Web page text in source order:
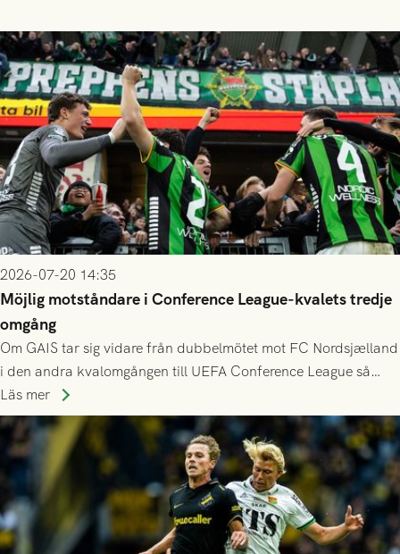
2026-07-20 14:35
Möjlig motståndare i Conference League-kvalets tredje
omgång
Om GAIS tar sig vidare från dubbelmötet mot FC Nordsjælland
i den andra kvalomgången till UEFA Conference League så
spelas den tredje kvalomgången kort därpå. Motståndare blir
då vinnaren i mötet mellan isländska Valur och HŠK Zrinjski
Mostar från Bosnien och Hercegovina.
Läs mer